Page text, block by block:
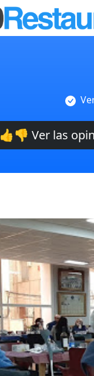
👍👎 Ver las